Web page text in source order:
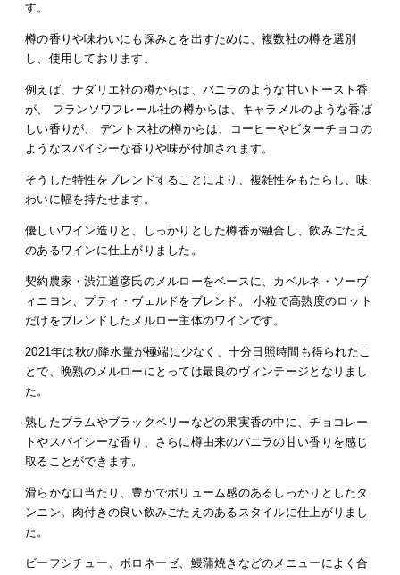
す。
樽の香りや味わいにも深みとを出すために、複数社の樽を選別
し、使用しております。
例えば、ナダリエ社の樽からは、バニラのような甘いトースト香
が、 フランソワフレール社の樽からは、キャラメルのような香ば
しい香りが、 デントス社の樽からは、コーヒーやビターチョコの
ようなスパイシーな香りや味が付加されます。
そうした特性をブレンドすることにより、複雑性をもたらし、味
わいに幅を持たせます。
優しいワイン造りと、しっかりとした樽香が融合し、飲みごたえ
のあるワインに仕上がりました。
契約農家・渋江道彦氏のメルローをベースに、カベルネ・ソーヴ
ィニヨン、プティ・ヴェルドをブレンド。 小粒で高熟度のロット
だけをブレンドしたメルロー主体のワインです。
2021年は秋の降水量が極端に少なく、十分日照時間も得られたこ
とで、晩熟のメルローにとっては最良のヴィンテージとなりまし
た。
熟したプラムやブラックベリーなどの果実香の中に、チョコレー
トやスパイシーな香り、さらに樽由来のバニラの甘い香りを感じ
取ることができます。
滑らかな口当たり、豊かでボリューム感のあるしっかりとしたタ
ンニン。肉付きの良い飲みごたえのあるスタイルに仕上がりまし
た。
ビーフシチュー、ボロネーゼ、鰻蒲焼きなどのメニューによく合